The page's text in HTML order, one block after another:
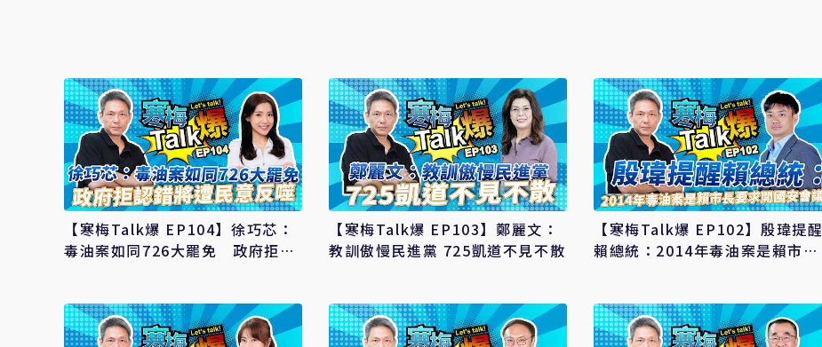
【寒梅Talk爆 EP104】徐巧芯：
毒油案如同726大罷免 政府拒認
【寒梅Talk爆 EP103】鄭麗文：
教訓傲慢民進黨 725凱道不見不散
【寒梅Talk爆 EP102】殷瑋提醒
賴總統：2014年毒油案是賴市長